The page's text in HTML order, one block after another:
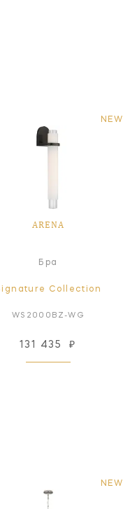
NEW
ARENA
Бра
Collection
WS2000BZ-WG
131 435 ₽
NEW